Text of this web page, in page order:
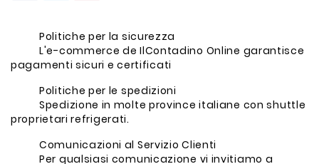
Politiche per la sicurezza
L'e-commerce de IlContadino Online garantisce
pagamenti sicuri e certificati
Politiche per le spedizioni
Spedizione in molte province italiane con shuttle
proprietari refrigerati.
Comunicazioni al Servizio Clienti
Per qualsiasi comunicazione vi invitiamo a